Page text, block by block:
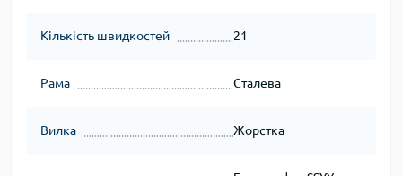
Кількість швидкостей 21
Рама Сталева
Вилка Жорстка